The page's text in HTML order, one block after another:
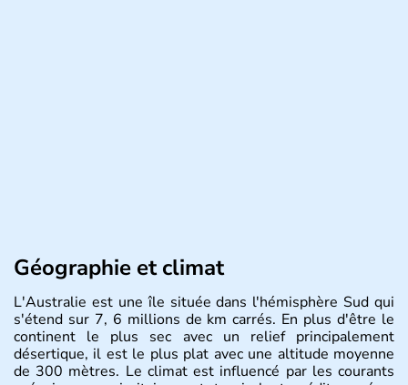
Géographie et climat
L'Australie est une île située dans l'hémisphère Sud qui
s'étend sur 7, 6 millions de km carrés. En plus d'être le
continent le plus sec avec un relief principalement
désertique, il est le plus plat avec une altitude moyenne
de 300 mètres. Le climat est influencé par les courants